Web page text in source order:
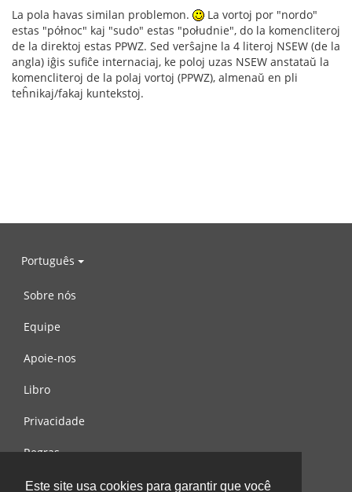
Este site usa cookies para garantir que você
La pola havas similan problemon.
La vortoj por "nordo"
estas "północ" kaj "sudo" estas "południe", do la komencliteroj
de la direktoj estas PPWZ. Sed verŝajne la 4 literoj NSEW (de la
angla) iĝis sufiĉe internaciaj, ke poloj uzas NSEW anstataŭ la
komencliteroj de la polaj vortoj (PPWZ), almenaŭ en pli
teĥnikaj/fakaj kuntekstoj.
Português
Sobre nós
Equipe
Apoie-nos
Libro
Privacidade
Regras
Contacte-nos